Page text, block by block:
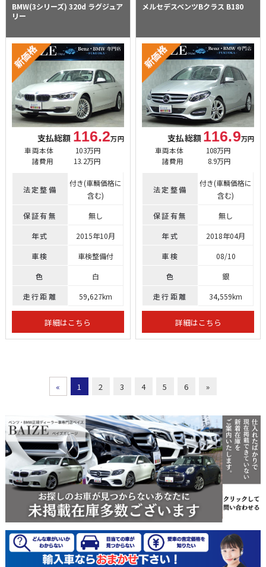
BMW(3シリーズ) 320d ラグジュア
リー
支払総額 116.2万円
車両本体
103万円
諸費用
13.2万円
法定整備
付き(車輌価格に
含む)
保証有無
無し
年式
2015年10月
車検
車検整備付
色
白
走行距離
59,627km
詳細はこちら
メルセデスベンツBクラス B180
支払総額 116.9万円
車両本体
108万円
諸費用
8.9万円
法定整備
付き(車輌価格に
含む)
保証有無
無し
年式
2018年04月
車検
08/10
色
銀
走行距離
34,559km
詳細はこちら
« 1 2 3 4 5 6 »